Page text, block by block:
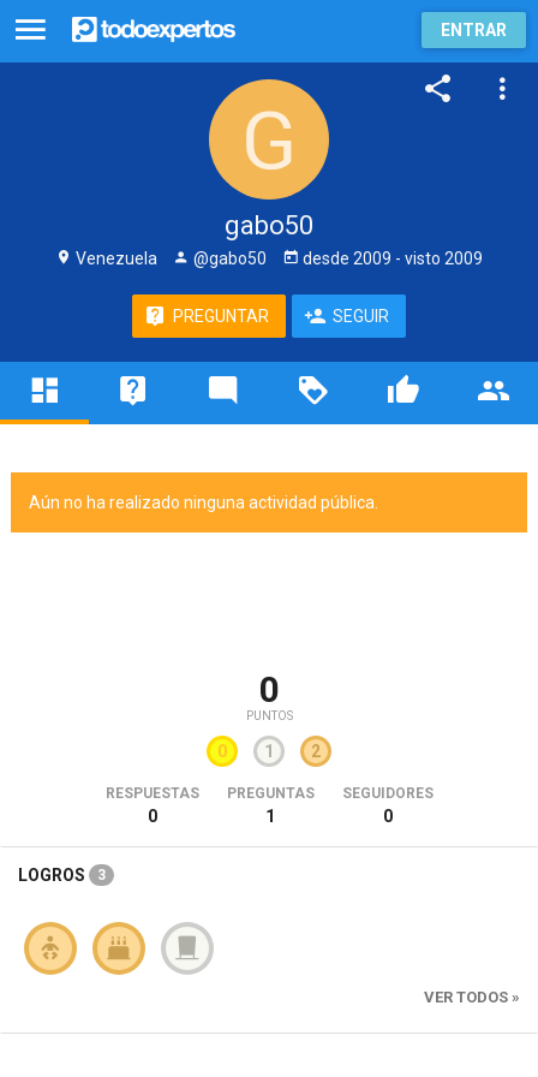
ENTRAR
gabo50
Venezuela @gabo50 desde 2009 - visto 2009
PREGUNTAR SEGUIR
Aún no ha realizado ninguna actividad pública.
0
PUNTOS
0 1 2
RESPUESTAS
0
PREGUNTAS
1
SEGUIDORES
0
LOGROS 3
VER TODOS »